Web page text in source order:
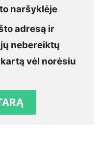
naršyklėje
adresą ir
nebereiktų
vėl norėsiu